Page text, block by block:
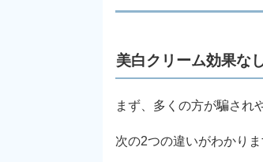
美白クリーム効果な
まず、多くの方が騙され
次の2つの違いがわかり